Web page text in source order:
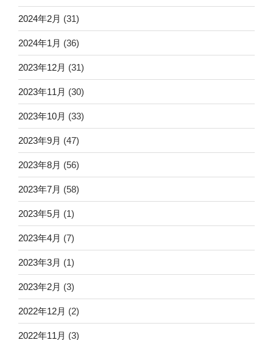
2024年2月 (31)
2024年1月 (36)
2023年12月 (31)
2023年11月 (30)
2023年10月 (33)
2023年9月 (47)
2023年8月 (56)
2023年7月 (58)
2023年5月 (1)
2023年4月 (7)
2023年3月 (1)
2023年2月 (3)
2022年12月 (2)
2022年11月 (3)